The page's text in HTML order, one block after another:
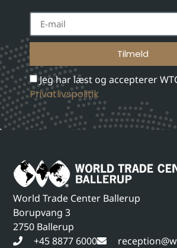
Jeg har læst og accepterer
Privatlivspolitik
Tilmeld
World Trade Center Ballerup
Borupvang 3
2750 Ballerup
+45 8877 6000